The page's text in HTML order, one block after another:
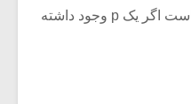
تابع f بیان گر یک ریتم متناوب است اگر یک p وجود داشته